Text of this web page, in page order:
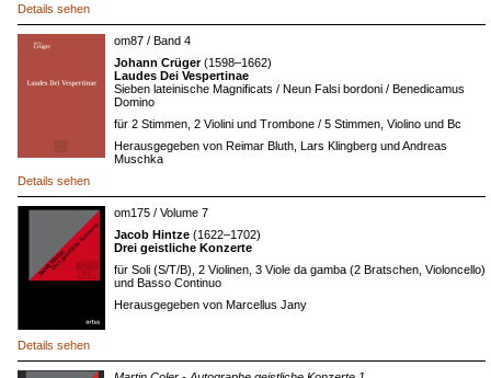
Details sehen
om87 / Band 4
Johann Crüger(1598–1662)
Laudes Dei Vespertinae
Sieben lateinische Magnificats / Neun Falsi bordoni / Benedicamus
Domino
für 2 Stimmen, 2 Violini und Trombone / 5 Stimmen, Violino und Bc
Herausgegeben von Reimar Bluth, Lars Klingberg und Andreas
Muschka
Details sehen
om175 / Volume 7
Jacob Hintze (1622–1702)
Drei geistliche Konzerte
für Soli (S/T/B), 2 Violinen, 3 Viole da gamba (2 Bratschen, Violoncello)
und Basso Continuo
Herausgegeben von Marcellus Jany
Details sehen